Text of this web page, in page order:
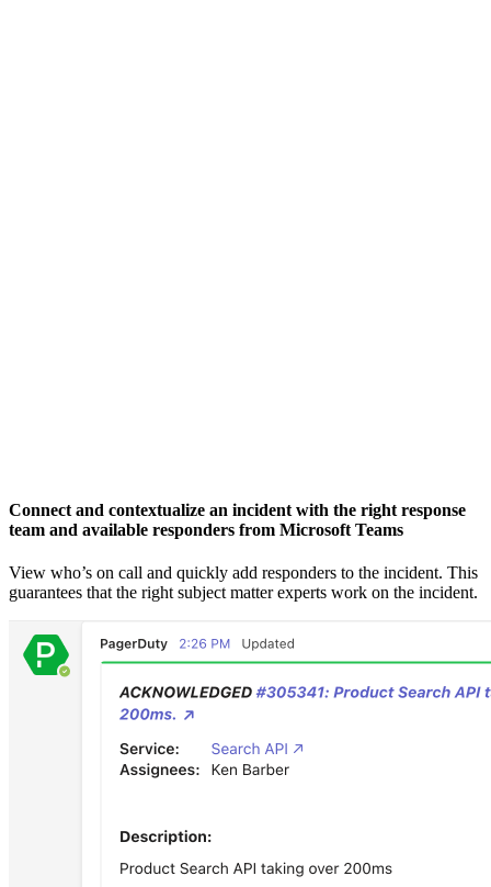
Connect and contextualize an incident with the right response
team and available responders from Microsoft Teams
View who’s on call and quickly add responders to the incident. This
guarantees that the right subject matter experts work on the incident.